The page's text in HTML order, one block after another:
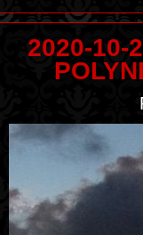
2020-10-